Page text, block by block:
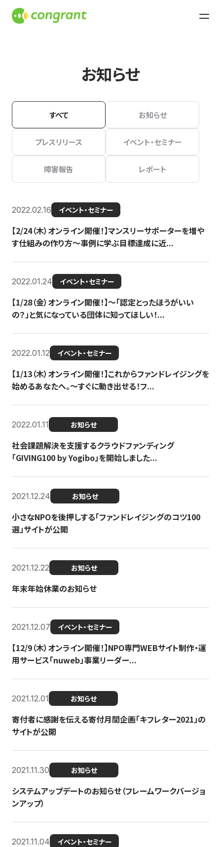
お知らせ
すべて お知らせ
プレスリリース イベント・セミナー
障害報告 レポート
2022.02.16 イベント・セミナー
【2/24（木）オンライン開催！】マンスリーサポーターを増や
す仕組みの作り方〜事例に学ぶ目標達成に近...
2022.01.24 イベント・セミナー
【1/28（金）オンライン開催！】〜「認定とったほうがいい
の？」と気になっている団体に知ってほしい！...
2022.01.12 イベント・セミナー
【1/13（木）オンライン開催！】これからファンドレイジングを
始めるあなたへ。〜すぐに動き出せる！フ...
2022.01.11 お知らせ
社会課題解決を支援するクラウドファンディング
「GIVING100 by Yogibo」を開始しました...
2021.12.24 お知らせ
小さなNPOを後押しする「ファンドレイジングのコツ100
選」サイトが公開
2021.12.22 お知らせ
年末年始休業のお知らせ
2021.12.07 イベント・セミナー
【12/9（木）オンライン開催！】NPO専門WEBサイト制作・運
用サービス「nuweb」事業リーダー...
2021.12.01 お知らせ
寄付者に感謝を伝える寄付月間企画「キフレター2021」の
サイトが公開
2021.11.30 お知らせ
システムアップデートのお知らせ（フレームワークバージョ
ンアップ）
2021.11.04 イベント・セミナー